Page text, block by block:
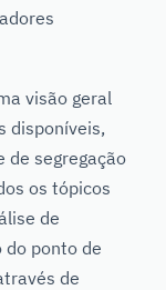
visão geral
disponíveis,
de segregação
os tópicos
de
do ponto de
de